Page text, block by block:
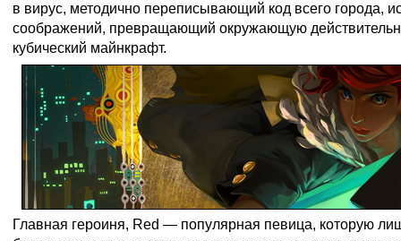
в вирус, методично переписывающий код всего города,
соображений, превращающий окружающую
кубический майнкрафт.
Главная героиня, Red — популярная певица, которую